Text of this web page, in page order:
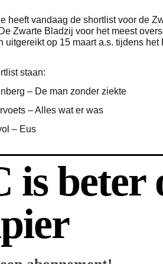
heeft vandaag de shortlist voor de
Zwarte Bladzij voor het meest
uitgereikt op 15 maart a.s. tijdens
staan:
– De man zonder ziekte
– Alles wat er was
– Eus
is beter